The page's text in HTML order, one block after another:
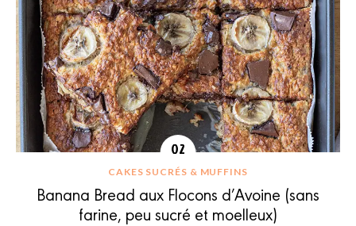
CAKES SUCRÉS & MUFFINS
Banana Bread aux Flocons d’Avoine (sans
farine, peu sucré et moelleux)